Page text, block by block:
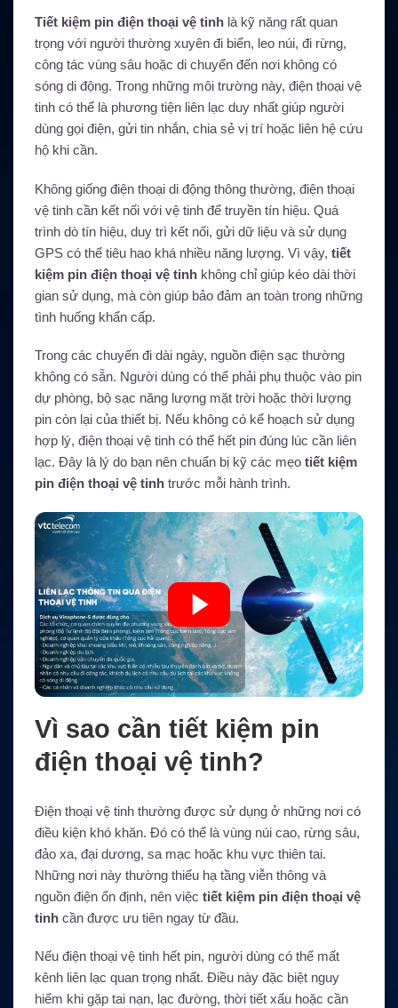
Tiết kiệm pin điện thoại vệ tinh là kỹ năng rất quan
trọng với người thường xuyên đi biển, leo núi, đi rừng,
công tác vùng sâu hoặc di chuyển đến nơi không có
sóng di động. Trong những môi trường này, điện thoại vệ
tinh có thể là phương tiện liên lạc duy nhất giúp người
dùng gọi điện, gửi tin nhắn, chia sẻ vị trí hoặc liên hệ cứu
hộ khi cần.
Không giống điện thoại di động thông thường, điện thoại
vệ tinh cần kết nối với vệ tinh để truyền tín hiệu. Quá
trình dò tín hiệu, duy trì kết nối, gửi dữ liệu và sử dụng
GPS có thể tiêu hao khá nhiều năng lượng. Vì vậy, tiết
kiệm pin điện thoại vệ tinh không chỉ giúp kéo dài thời
gian sử dụng, mà còn giúp bảo đảm an toàn trong những
tình huống khẩn cấp.
Trong các chuyến đi dài ngày, nguồn điện sạc thường
không có sẵn. Người dùng có thể phải phụ thuộc vào pin
dự phòng, bộ sạc năng lượng mặt trời hoặc thời lượng
pin còn lại của thiết bị. Nếu không có kế hoạch sử dụng
hợp lý, điện thoại vệ tinh có thể hết pin đúng lúc cần liên
lạc. Đây là lý do bạn nên chuẩn bị kỹ các mẹo tiết kiệm
pin điện thoại vệ tinh trước mỗi hành trình.
Vì sao cần tiết kiệm pin
điện thoại vệ tinh?
Điện thoại vệ tinh thường được sử dụng ở những nơi có
điều kiện khó khăn. Đó có thể là vùng núi cao, rừng sâu,
đảo xa, đại dương, sa mạc hoặc khu vực thiên tai.
Những nơi này thường thiếu hạ tầng viễn thông và
nguồn điện ổn định, nên việc tiết kiệm pin điện thoại vệ
tinh cần được ưu tiên ngay từ đầu.
Nếu điện thoại vệ tinh hết pin, người dùng có thể mất
kênh liên lạc quan trọng nhất. Điều này đặc biệt nguy
hiểm khi gặp tai nạn, lạc đường, thời tiết xấu hoặc cần